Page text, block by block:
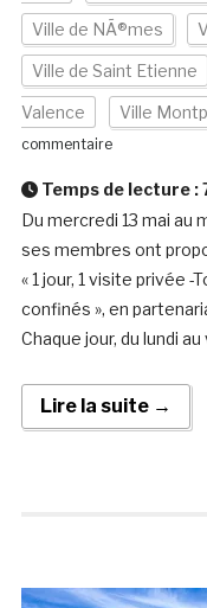
Ville de NÃ®mes
Ville de Saint Etienne
Valence Ville
commentaire
Temps de lecture :
Du mercredi 13 mai au
ses membres ont
« 1 jour, 1 visite privée
confinés », en
Chaque jour, du lundi
Lire la suite →